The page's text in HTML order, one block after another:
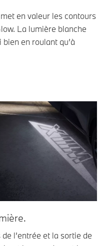
en valeur les contours
La lumière blanche
en roulant qu’à
l’entrée et la sortie de